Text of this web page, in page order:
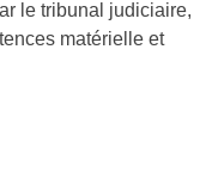
le tribunal judiciaire,
matérielle et